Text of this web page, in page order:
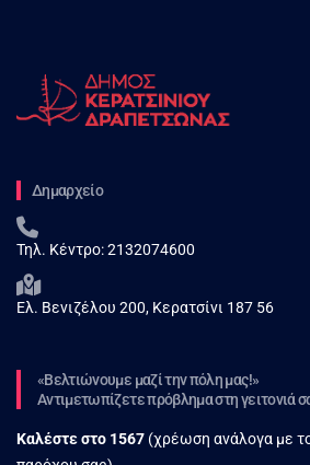
Δημαρχείο
Τηλ. Κέντρο:2132074600
Ελ. Βενιζέλου 200, Κερατσίνι 187 56
«Βελτιώνουμε μαζί την πόλη μας!»
Αντιμετωπίζετε πρόβλημα στη γειτονιά
Καλέστε στο 1567 (χρέωση ανάλογα με